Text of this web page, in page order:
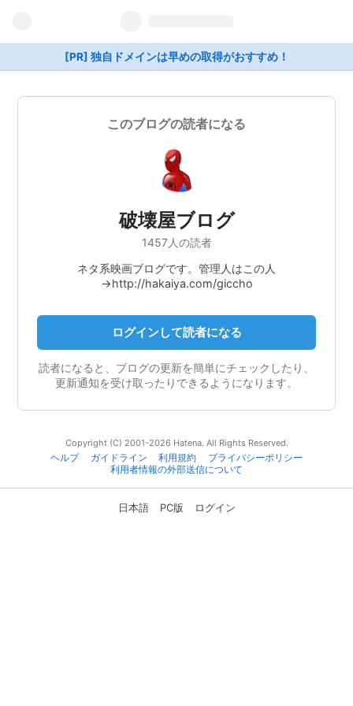
[PR] 独自ドメインは早めの取得がおすすめ！
このブログの読者になる
破壊屋ブログ
1457人の読者
ネタ系映画ブログです。管理人はこの人
→http://hakaiya.com/giccho
ログインして読者になる
読者になると、ブログの更新を簡単にチェックしたり、
更新通知を受け取ったりできるようになります。
Copyright (C) 2001-2026 Hatena. All Rights Reserved.
ヘルプ
ガイドライン 利用規約
プライバシーポリシー
利用者情報の外部送信について
日本語 PC版 ログイン